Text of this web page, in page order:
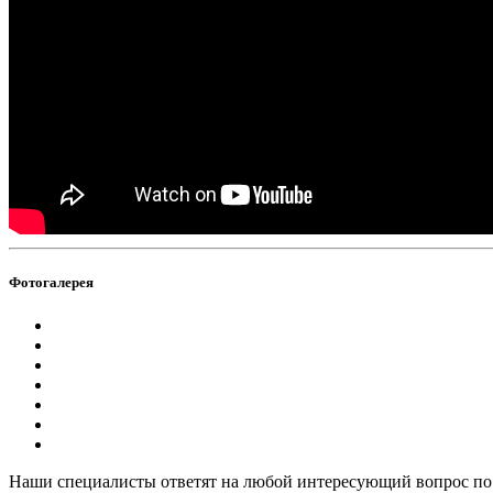
Фотогалерея
Наши специалисты ответят на любой интересующий вопрос по